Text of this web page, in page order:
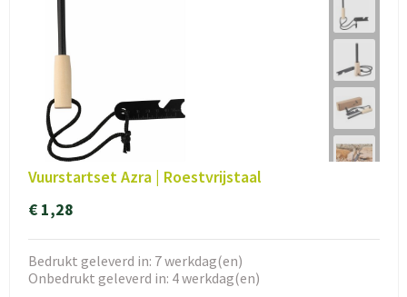
Vuurstartset Azra | Roestvrijstaal
€ 1,28
Bedrukt geleverd in: 7 werkdag(en)
Onbedrukt geleverd in: 4 werkdag(en)